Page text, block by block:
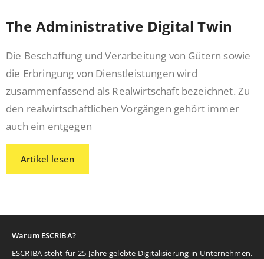
The Administrative Digital Twin
Die Beschaffung und Verarbeitung von Gütern sowie
die Erbringung von Dienstleistungen wird
zusammenfassend als Realwirtschaft bezeichnet. Zu
den realwirtschaftlichen Vorgängen gehört immer
auch ein entgegen
Artikel lesen
Warum ESCRIBA?
ESCRIBA steht für 25 Jahre gelebte Digitalisierung in Unternehmen.